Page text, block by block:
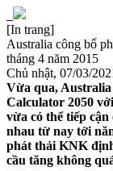
[In trang]
Australia công bố
tháng 4 năm 2015
Chủ nhật, 07/03/
Vừa qua, Australia
Calculator 2050
vừa có thể tiếp
nhau từ nay tới
phát thải KNK
cầu tăng không